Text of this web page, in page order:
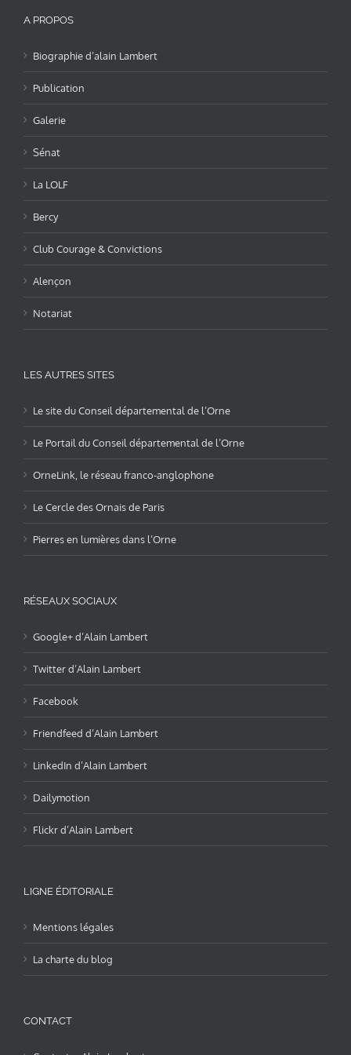
A PROPOS
Biographie d’alain Lambert
Publication
Galerie
Sénat
La LOLF
Bercy
Club Courage & Convictions
Alençon
Notariat
LES AUTRES SITES
Le site du Conseil départemental de l’Orne
Le Portail du Conseil départemental de l’Orne
OrneLink, le réseau franco-anglophone
Le Cercle des Ornais de Paris
Pierres en lumières dans l’Orne
RÉSEAUX SOCIAUX
Google+ d’Alain Lambert
Twitter d’Alain Lambert
Facebook
Friendfeed d’Alain Lambert
LinkedIn d’Alain Lambert
Dailymotion
Flickr d’Alain Lambert
LIGNE ÉDITORIALE
Mentions légales
La charte du blog
CONTACT